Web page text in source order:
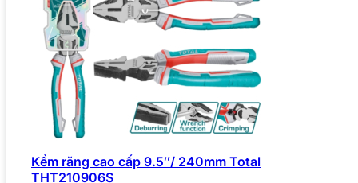
Kềm răng cao cấp 9.5″/ 240mm Total
THT210906S